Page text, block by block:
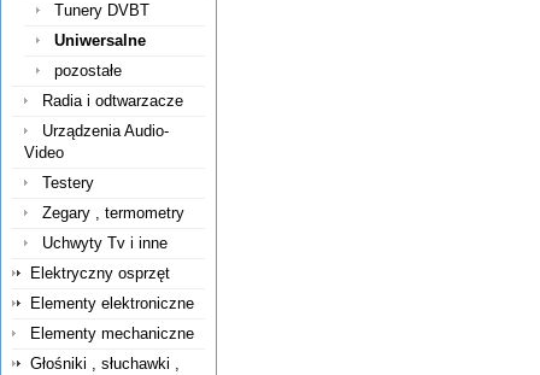
Tunery DVBT
Uniwersalne
pozostałe
Radia i odtwarzacze
Urządzenia Audio-
Video
Testery
Zegary , termometry
Uchwyty Tv i inne
Elektryczny osprzęt
Elementy elektroniczne
Elementy mechaniczne
Głośniki , słuchawki ,